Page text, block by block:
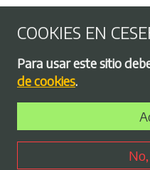
Menú del pie
Política
Perfil
COOKIES EN
Para usar este sitio
de cookies.